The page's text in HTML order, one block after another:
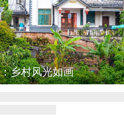
葡萄丰收采摘忙